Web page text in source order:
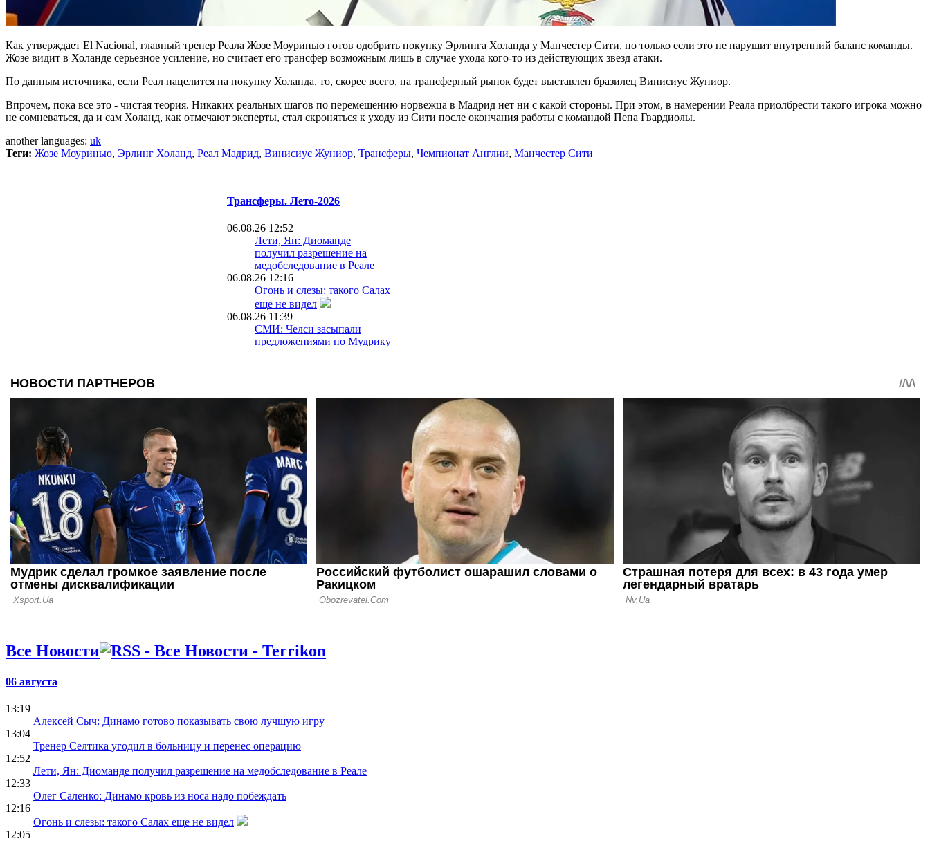
Как утверждает El Nacional, главный тренер Реала Жозе Моуринью готов одобрить покупку Эрлинга Холанда у Манчестер Сити, но только если это не нарушит внутренний баланс команды.
Жозе видит в Холанде серьезное усиление, но считает его трансфер возможным лишь в случае ухода кого-то из действующих звезд атаки.
По данным источника, если Реал нацелится на покупку Холанда, то, скорее всего, на трансферный рынок будет выставлен бразилец Винисиус Жуниор.
Впрочем, пока все это - чистая теория. Никаких реальных шагов по перемещению норвежца в Мадрид нет ни с какой стороны. При этом, в намерении Реала приолбрести такого игрока можно
не сомневаться, да и сам Холанд, как отмечают эксперты, стал скроняться к уходу из Сити после окончания работы с командой Пепа Гвардиолы.
another languages: uk
Теги: Жозе Моуринью, Эрлинг Холанд, Реал Мадрид, Винисиус Жуниор, Трансферы, Чемпионат Англии, Манчестер Сити
Трансферы. Лето-2026
06.08.26 12:52
Лети, Ян: Диоманде
получил разрешение на
медобследование в Реале
06.08.26 12:16
Огонь и слезы: такого Салах
еще не видел
06.08.26 11:39
СМИ: Челси засыпали
предложениями по Мудрику
Кристиан Ромеро предпочел
Атлетико Интеру
Все Новости
06 августа
13:19
Алексей Сыч: Динамо готово показывать свою лучшую игру
13:04
Тренер Селтика угодил в больницу и перенес операцию
12:52
Лети, Ян: Диоманде получил разрешение на медобследование в Реале
12:33
Олег Саленко: Динамо кровь из носа надо побеждать
12:16
Огонь и слезы: такого Салах еще не видел
12:05